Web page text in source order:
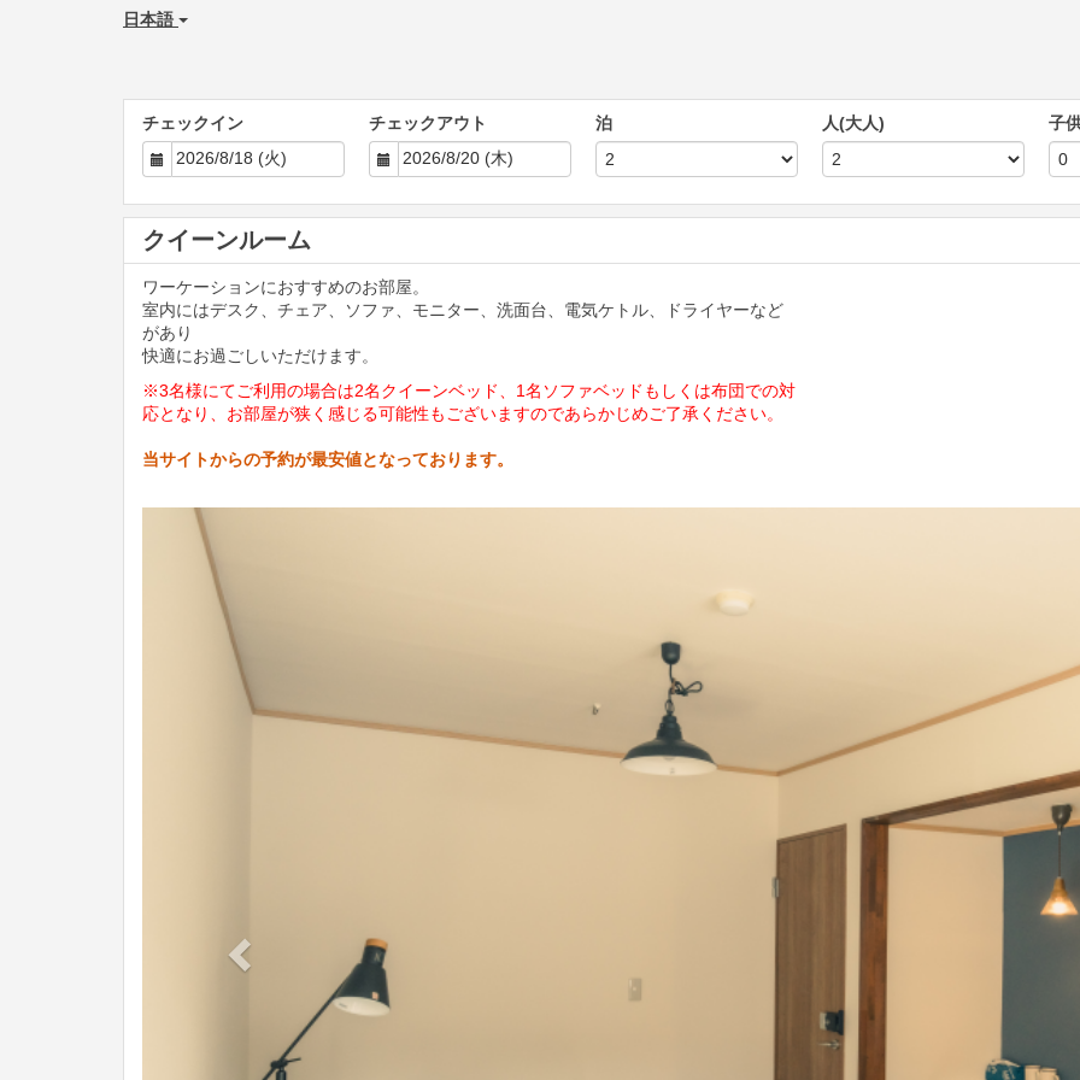
日本語
チェックイン チェックアウト 泊 人(大人) 子
クイーンルーム
ワーケーションにおすすめのお部屋。
室内にはデスク、チェア、ソファ、モニター、洗面台、電気ケトル、ドライヤーなど
があり
快適にお過ごしいただけます。
※3名様にてご利用の場合は2名クイーンベッド、1名ソファベッドもしくは布団での対
応となり、お部屋が狭く感じる可能性もございますのであらかじめご了承ください。
当サイトからの予約が最安値となっております。